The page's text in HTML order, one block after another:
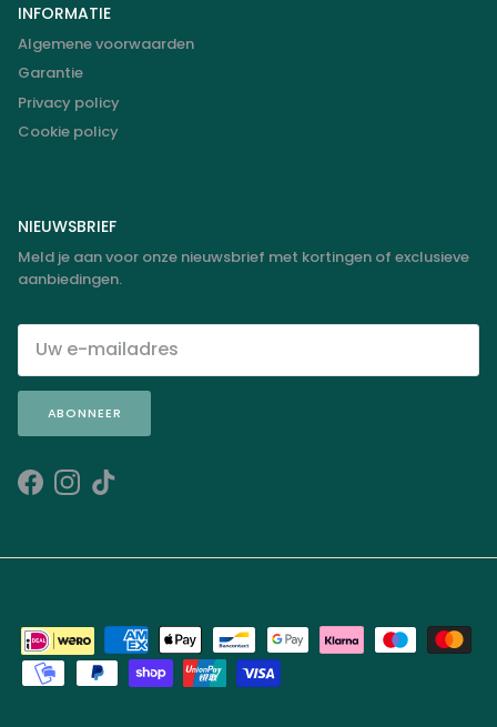
INFORMATIE
Algemene voorwaarden
Garantie
Privacy policy
Cookie policy
NIEUWSBRIEF
Meld je aan voor onze nieuwsbrief met kortingen of exclusieve
aanbiedingen.
ABONNEER
Facebook
Instagram
TikTok